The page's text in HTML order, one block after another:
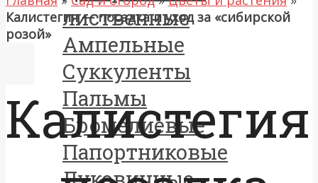
лиственные
Ампельные
Суккуленты
Пальмы
Бромелиевые
Папортниковые
Калистегия — посадка и уход за «сибирской
розой»
Калистегия